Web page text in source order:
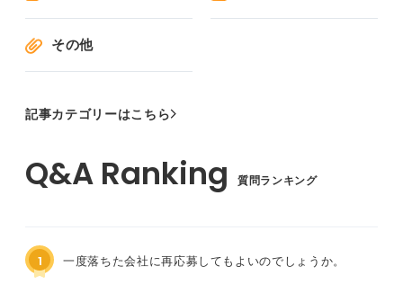
その他
記事カテゴリーはこちら
質問ランキング
1 一度落ちた会社に再応募してもよいのでしょうか。